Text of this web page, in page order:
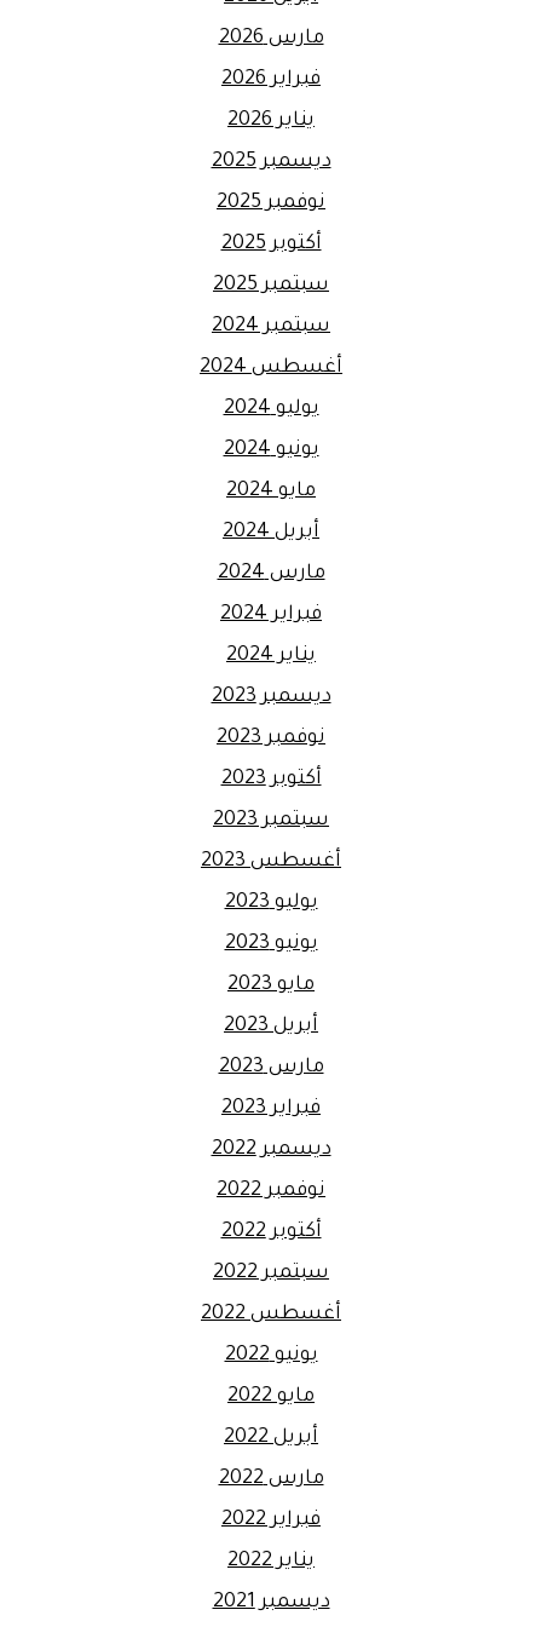
مارس 2026
فبراير 2026
يناير 2026
ديسمبر 2025
نوفمبر 2025
أكتوبر 2025
سبتمبر 2025
سبتمبر 2024
أغسطس 2024
يوليو 2024
يونيو 2024
مايو 2024
أبريل 2024
مارس 2024
فبراير 2024
يناير 2024
ديسمبر 2023
نوفمبر 2023
أكتوبر 2023
سبتمبر 2023
أغسطس 2023
يوليو 2023
يونيو 2023
مايو 2023
أبريل 2023
مارس 2023
فبراير 2023
ديسمبر 2022
نوفمبر 2022
أكتوبر 2022
سبتمبر 2022
أغسطس 2022
يونيو 2022
مايو 2022
أبريل 2022
مارس 2022
فبراير 2022
يناير 2022
ديسمبر 2021